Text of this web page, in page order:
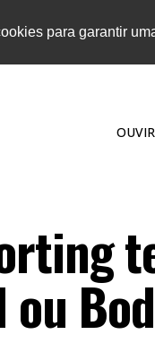
para garantir
OUVIR
ou